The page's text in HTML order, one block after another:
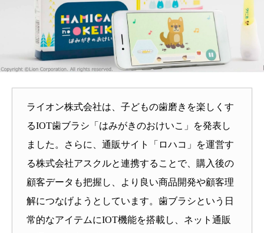
ライオン株式会社は、子どもの歯磨きを楽しくす
るIOT歯ブラシ「はみがきのおけいこ」を発表し
ました。さらに、通販サイト「ロハコ」を運営す
る株式会社アスクルと連携することで、購入後の
顧客データも把握し、より良い商品開発や顧客理
解につなげようとしています。歯ブラシという日
常的なアイテムにIOT機能を搭載し、ネット通販